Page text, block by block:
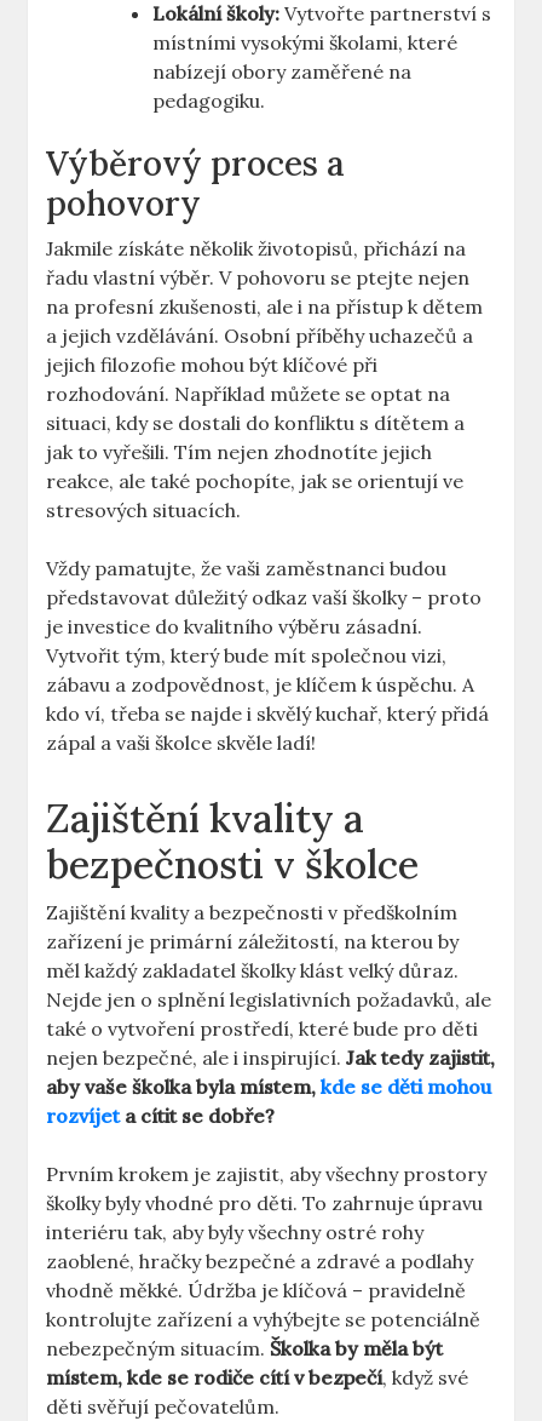
Lokální školy: Vytvořte partnerství s
místními vysokými školami, které
nabízejí obory zaměřené na
pedagogiku.
Výběrový proces a
pohovory
Jakmile získáte několik životopisů, přichází na
řadu vlastní výběr. V pohovoru se ptejte nejen
na profesní zkušenosti, ale i na přístup k dětem
a jejich vzdělávání. Osobní příběhy uchazečů a
jejich filozofie mohou být klíčové při
rozhodování. Například můžete se optat na
situaci, kdy se dostali do konfliktu s dítětem a
jak to vyřešili. Tím nejen zhodnotíte jejich
reakce, ale také pochopíte, jak se orientují ve
stresových situacích.
Vždy pamatujte, že vaši zaměstnanci budou
představovat důležitý odkaz vaší školky – proto
je investice do kvalitního výběru zásadní.
Vytvořit tým, který bude mít společnou vizi,
zábavu a zodpovědnost, je klíčem k úspěchu. A
kdo ví, třeba se najde i skvělý kuchař, který přidá
zápal a vaši školce skvěle ladí!
Zajištění kvality a
bezpečnosti v školce
Zajištění kvality a bezpečnosti v předškolním
zařízení je primární záležitostí, na kterou by
měl každý zakladatel školky klást velký důraz.
Nejde jen o splnění legislativních požadavků, ale
také o vytvoření prostředí, které bude pro děti
nejen bezpečné, ale i inspirující.Jak tedy zajistit,
aby vaše školka byla místem,kde se děti mohou
rozvíjeta cítit se dobře?
Prvním krokem je zajistit, aby všechny prostory
školky byly vhodné pro děti. To zahrnuje úpravu
interiéru tak, aby byly všechny ostré rohy
zaoblené, hračky bezpečné a zdravé a podlahy
vhodně měkké. Údržba je klíčová – pravidelně
kontrolujte zařízení a vyhýbejte se potenciálně
nebezpečným situacím. Školka by měla být
místem, kde se rodiče cítí v bezpečí, když své
děti svěřují pečovatelům.